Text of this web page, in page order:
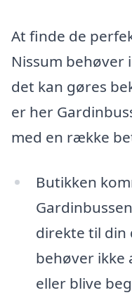
At finde de
Nissum
det kan gøres
er her
med en række
Butikken
direkte til din
behøver ikke
eller blive